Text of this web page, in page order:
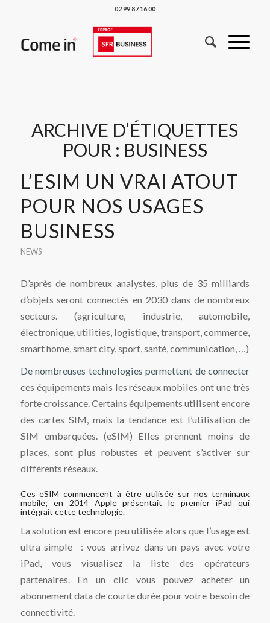
02 99 87 16 00
ARCHIVE D’ÉTIQUETTES
POUR : BUSINESS
L’ESIM UN VRAI ATOUT
POUR NOS USAGES
BUSINESS
NEWS
D’après de nombreux analystes, plus de 35 milliards
d’objets seront connectés en 2030 dans de nombreux
secteurs. (agriculture, industrie, automobile,
électronique, utilities, logistique, transport, commerce,
smart home, smart city, sport, santé, communication, …)
De nombreuses technologies permettent de connecter
ces équipements mais les réseaux mobiles ont une très
forte croissance. Certains équipements utilisent encore
des cartes SIM, mais la tendance est l’utilisation de
SIM embarquées. (eSIM) Elles prennent moins de
places, sont plus robustes et peuvent s’activer sur
différents réseaux.
Ces eSIM commencent à être utilisée sur nos terminaux
mobile; en 2014 Apple présentait le premier iPad qui
intégrait cette technologie.
La solution est encore peu utilisée alors que l’usage est
ultra simple : vous arrivez dans un pays avec votre
iPad, vous visualisez la liste des opérateurs
partenaires. En un clic vous pouvez acheter un
abonnement data de courte durée pour votre besoin de
connectivité.